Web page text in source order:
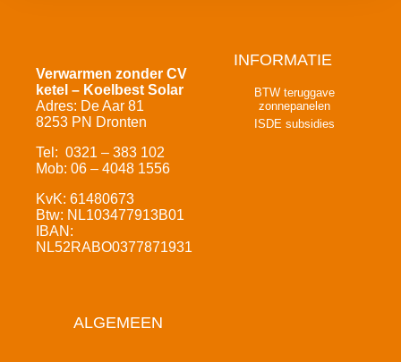
Verwarmen zonder CV
ketel – Koelbest Solar
Adres: De Aar 81
8253 PN Dronten
Tel: 0321 – 383 102
Mob: 06 – 4048 1556
KvK: 61480673
Btw: NL103477913B01
IBAN:
NL52RABO0377871931
INFORMATIE
BTW teruggave
zonnepanelen
ISDE subsidies
ALGEMEEN